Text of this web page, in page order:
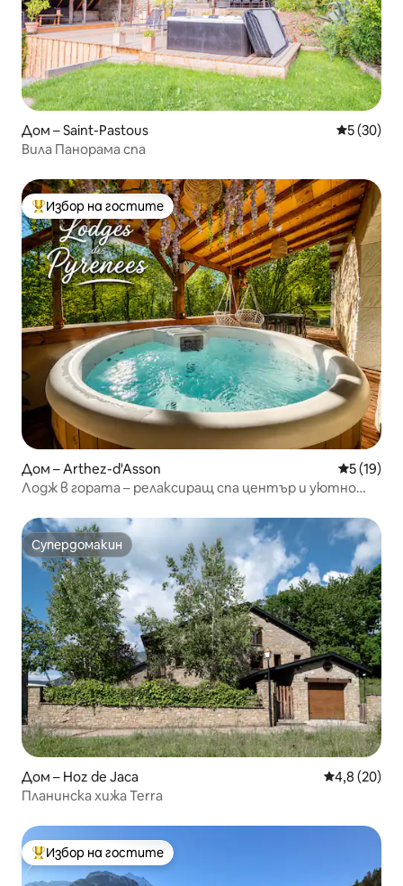
Дом – Saint-Pastous Средна
5 (30)
Вила Панорама спа
Най-популярен избор на гостите
Избор на гостите
Дом – Arthez-d'Asson Средна
5 (19)
Лодж в гората – релаксиращ спа център и уютно
Супердомакин
Супердомакин
Дом – Hoz de Jaca Средна
4,8 (20)
Планинска хижа Terra
Най-популярен избор на гостите
Избор на гостите